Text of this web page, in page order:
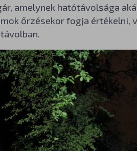
amelynek hatótávolsága
őrzésekor fogja értékelni,